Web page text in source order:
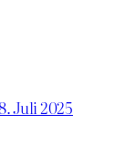
Juli 2025